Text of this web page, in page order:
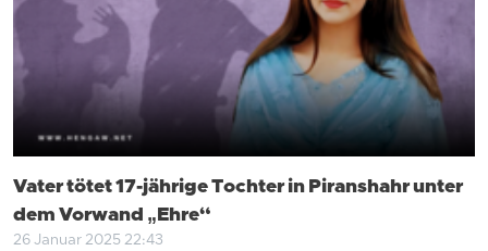
Vater tötet 17-jährige Tochter in Piranshahr unter
dem Vorwand „Ehre“
26 Januar 2025 22:43